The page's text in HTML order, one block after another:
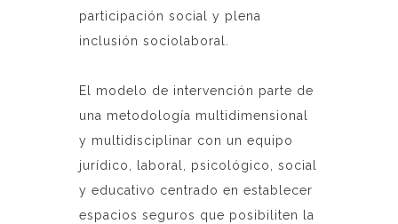
participación social y plena
inclusión sociolaboral.
El modelo de intervención parte de
una metodología multidimensional
y multidisciplinar con un equipo
jurídico, laboral, psicológico, social
y educativo centrado en establecer
espacios seguros que posibiliten la